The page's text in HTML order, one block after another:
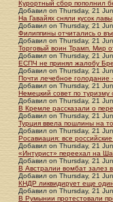
Курортный сбор пополнил
Добавил on Thursday, 21
На Гавайях сняли кусок
Добавил on Thursday, 21
Филиппины отчитались о
Добавил on Thursday, 21
Торговый воин Трамп. Мир
Добавил on Thursday, 21
ЕСПЧ не принял жалобу
Добавил on Thursday, 21
Почти лечебное голодание
Добавил on Thursday, 21
Немецкий совет по туризму
Добавил on Thursday, 21
В Кремле рассказали о
Добавил on Thursday, 21
Турция ввела пошлины на
Добавил on Thursday, 21
Росавиация: все
Добавил on Thursday, 21
«Интурист» переехал на
Добавил on Thursday, 21
В Австралии вомбат залез
Добавил on Thursday, 21
КНДР ликвидирует еще
Добавил on Thursday, 21
В Румынии протестовали